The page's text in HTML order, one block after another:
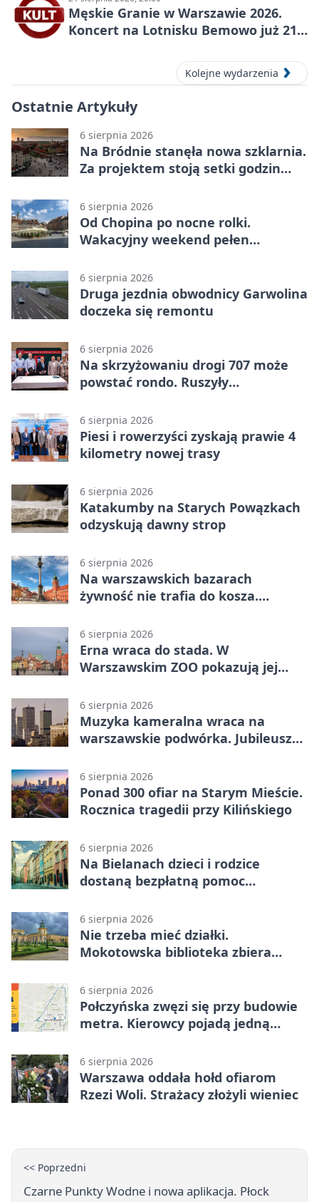
Męskie Granie w Warszawie 2026.
Koncert na Lotnisku Bemowo już 21
Kolejne wydarzenia
Ostatnie Artykuły
6 sierpnia 2026
Na Bródnie stanęła nowa szklarnia.
Za projektem stoją setki godzin
6 sierpnia 2026
Od Chopina po nocne rolki.
Wakacyjny weekend pełen
6 sierpnia 2026
Druga jezdnia obwodnicy Garwolina
doczeka się remontu
6 sierpnia 2026
Na skrzyżowaniu drogi 707 może
powstać rondo. Ruszyły
6 sierpnia 2026
Piesi i rowerzyści zyskają prawie 4
kilometry nowej trasy
6 sierpnia 2026
Katakumby na Starych Powązkach
odzyskują dawny strop
6 sierpnia 2026
Na warszawskich bazarach
żywność nie trafia do kosza.
6 sierpnia 2026
Erna wraca do stada. W
Warszawskim ZOO pokazują jej
6 sierpnia 2026
Muzyka kameralna wraca na
warszawskie podwórka. Jubileusz
6 sierpnia 2026
Ponad 300 ofiar na Starym Mieście.
Rocznica tragedii przy Kilińskiego
6 sierpnia 2026
Na Bielanach dzieci i rodzice
dostaną bezpłatną pomoc
6 sierpnia 2026
Nie trzeba mieć działki.
Mokotowska biblioteka zbiera
6 sierpnia 2026
Połczyńska zwęzi się przy budowie
metra. Kierowcy pojadą jedną
6 sierpnia 2026
Warszawa oddała hołd ofiarom
Rzezi Woli. Strażacy złożyli wieniec
<< Poprzedni
Czarne Punkty Wodne i nowa aplikacja. Płock